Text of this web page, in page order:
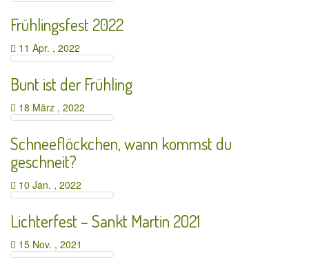
Frühlingsfest 2022
11 Apr. , 2022
Bunt ist der Frühling
18 März , 2022
Schneeflöckchen, wann kommst du
geschneit?
10 Jan. , 2022
Lichterfest – Sankt Martin 2021
15 Nov. , 2021